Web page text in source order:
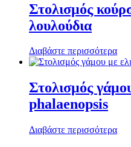
Στολισμός
λουλούδια
Διαβάστε περισσότερα
Στολισμός
phalaenopsis
Διαβάστε περισσότερα